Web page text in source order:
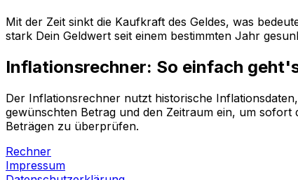
Mit der Zeit sinkt die Kaufkraft des Geldes, was
stark Dein Geldwert seit einem bestimmten Jahr
Inflationsrechner: So einfach
Der Inflationsrechner nutzt historische
gewünschten Betrag und den Zeitraum ein, um
Beträgen zu überprüfen.
Rechner
Impressum